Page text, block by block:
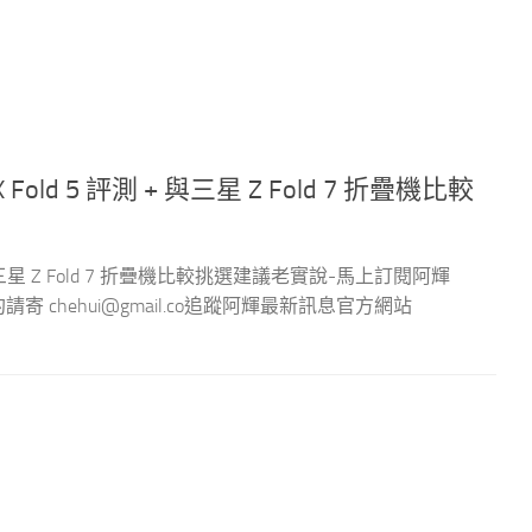
5 評測 + 與三星 Z Fold 7 折疊機比較
Z Fold 7 折疊機比較挑選建議老實說-馬上訂閱阿輝
請寄 chehui@gmail.co追蹤阿輝最新訊息官方網站